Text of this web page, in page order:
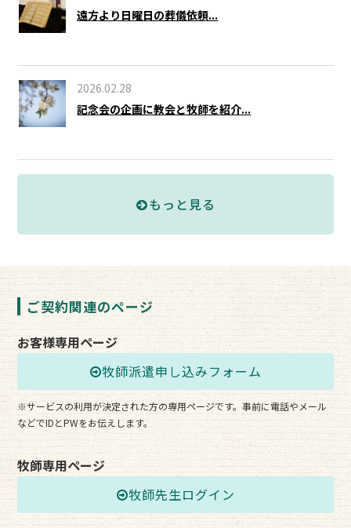
遠方より日曜日の葬儀依頼...
2026.02.28
記念会の企画に教会と牧師を紹介...
もっと見る
ご契約関連のページ
お客様専用ページ
牧師派遣申し込みフォーム
※サービスの利用が決定された方の専用ページです。事前に電話やメール
などでIDとPWをお伝えします。
牧師専用ページ
牧師先生ログイン